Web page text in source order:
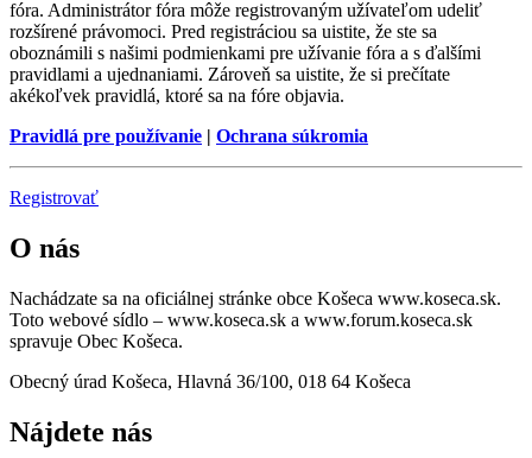
fóra. Administrátor fóra môže registrovaným užívateľom udeliť
rozšírené právomoci. Pred registráciou sa uistite, že ste sa
oboznámili s našimi podmienkami pre užívanie fóra a s ďalšími
pravidlami a ujednaniami. Zároveň sa uistite, že si prečítate
akékoľvek pravidlá, ktoré sa na fóre objavia.
Pravidlá pre používanie | Ochrana súkromia
Registrovať
O nás
Nachádzate sa na oficiálnej stránke obce Košeca www.koseca.sk.
Toto webové sídlo – www.koseca.sk a www.forum.koseca.sk
spravuje Obec Košeca.
Obecný úrad Košeca, Hlavná 36/100, 018 64 Košeca
Nájdete nás